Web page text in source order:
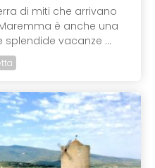
di miti che arrivano
è anche una
vacanze ...